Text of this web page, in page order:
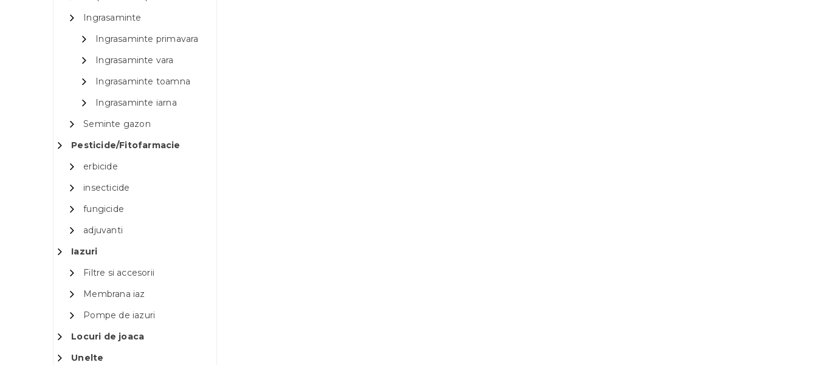
Ingrasaminte
Ingrasaminte primavara
Ingrasaminte vara
Ingrasaminte toamna
Ingrasaminte iarna
Seminte gazon
Pesticide/Fitofarmacie
erbicide
insecticide
fungicide
adjuvanti
Iazuri
Filtre si accesorii
Membrana iaz
Pompe de iazuri
Locuri de joaca
Unelte